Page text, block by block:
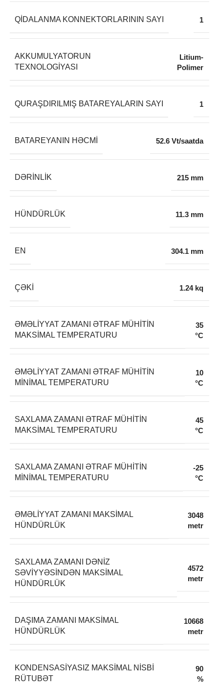
QIDALANMA KONNEKTORLARININ SAYI 1
AKKUMULYATORUN
TEXNOLOGIYASI
Litium-
Polimer
QURAŞDIRILMIŞ BATAREYALARIN SAYI 1
BATAREYANIN HƏCMI 52.6 Vt/saatda
DƏRINLIK 215 mm
HÜNDÜRLÜK 11.3 mm
EN 304.1 mm
ÇƏKI 1.24 kq
ƏMƏLIYYAT ZAMANI ƏTRAF MÜHITIN
MAKSIMAL TEMPERATURU
35
°C
ƏMƏLIYYAT ZAMANI ƏTRAF MÜHITIN
MINIMAL TEMPERATURU
10
°C
SAXLAMA ZAMANI ƏTRAF MÜHITIN
MAKSIMAL TEMPERATURU
45
°C
SAXLAMA ZAMANI ƏTRAF MÜHITIN
MINIMAL TEMPERATURU
-25
°C
ƏMƏLIYYAT ZAMANI MAKSIMAL
HÜNDÜRLÜK
3048
metr
SAXLAMA ZAMANI DƏNIZ
SƏVIYYƏSINDƏN MAKSIMAL
HÜNDÜRLÜK
4572
metr
DAŞIMA ZAMANI MAKSIMAL
HÜNDÜRLÜK
10668
metr
KONDENSASIYASIZ MAKSIMAL NISBI
RÜTUBƏT
90
%